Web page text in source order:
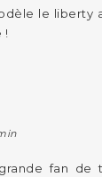
le liberty
!
fan de